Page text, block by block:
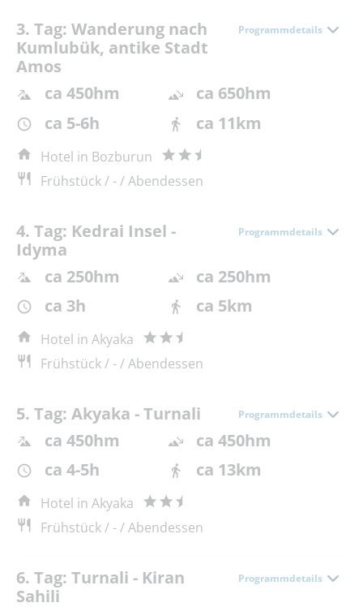
3. Tag: Wanderung nach
Kumlubük, antike Stadt
Amos
Programmdetails
ca 450hm
ca 650hm
ca 5-6h
ca 11km
Hotel in Bozburun
Frühstück / - / Abendessen
4. Tag: Kedrai Insel -
Idyma
Programmdetails
ca 250hm
ca 250hm
ca 3h
ca 5km
Hotel in Akyaka
Frühstück / - / Abendessen
5. Tag: Akyaka - Turnali Programmdetails
ca 450hm
ca 450hm
ca 4-5h
ca 13km
Hotel in Akyaka
Frühstück / - / Abendessen
6. Tag: Turnali - Kiran
Sahili
Programmdetails